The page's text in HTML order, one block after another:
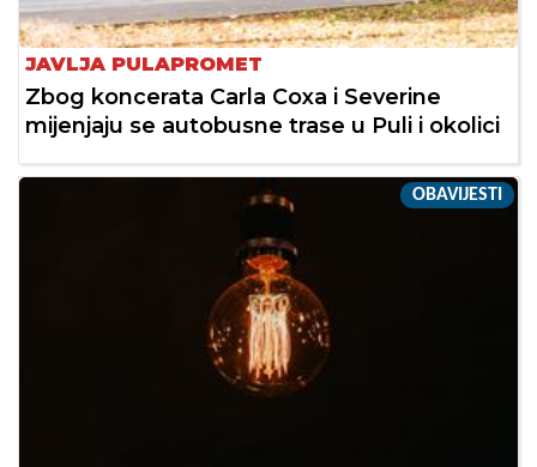
JAVLJA PULAPROMET
Zbog koncerata Carla Coxa i Severine
mijenjaju se autobusne trase u Puli i okolici
OBAVIJESTI